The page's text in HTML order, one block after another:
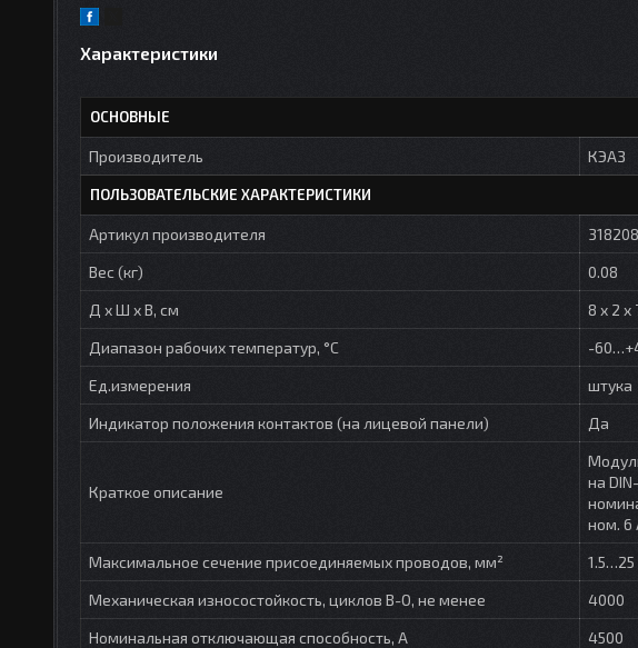
Характеристики
ОСНОВНЫЕ
Производитель КЭАЗ
ПОЛЬЗОВАТЕЛЬСКИЕ ХАРАКТЕРИСТИКИ
Артикул производителя
318208
Вес (кг)
0.08
Д х Ш х В, см
8 x 2 x
Диапазон рабочих температур, °С
-
Ед.измерения
штука
Индикатор положения контактов (на лицевой панели)
Да
Краткое описание
на
ном. 6
Максимальное сечение присоединяемых проводов, мм²
1.5…25
Механическая износостойкость, циклов В-О, не менее
4000
Номинальная отключающая способность, А
4500